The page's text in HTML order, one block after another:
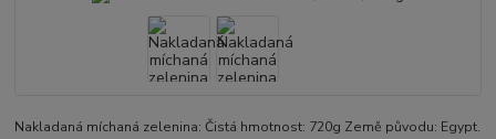
Nakladaná míchaná zelenina: Čistá hmotnost: 720g Země původu: Egypt.